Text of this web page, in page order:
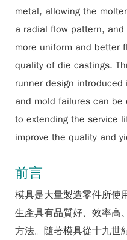
metal, allowing the
a radial flow pattern,
more uniform and better
quality of die castings.
runner design
and mold failures can
to extending the service
improve the quality and
前言
模具是大量製造零件所使
生產具有品質好、效率高
方法。隨著模具從十九世